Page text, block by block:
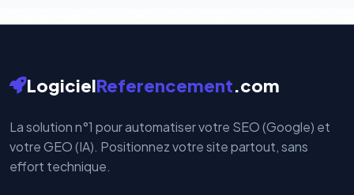
LogicielReferencement.com
La solution n°1 pour automatiser votre SEO (Google) et
votre GEO (IA). Positionnez votre site partout, sans
effort technique.